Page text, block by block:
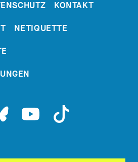
KONTAKT
NETIQUETTE